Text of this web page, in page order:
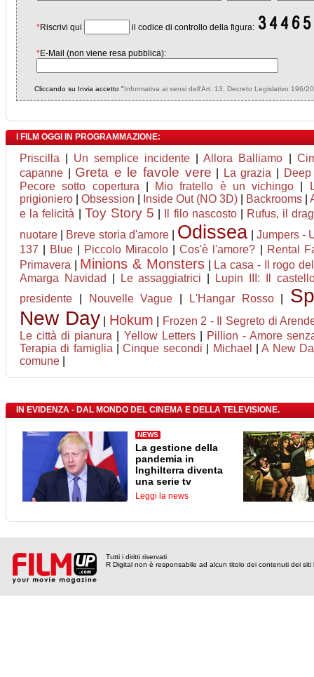
*Riscrivi qui il codice di controllo della figura:
*E-Mail (non viene resa pubblica):
Cliccando su Invia accetto "Informativa ai sensi dell'Art. 13, Decreto Legislativo 196/
I FILM OGGI IN PROGRAMMAZIONE:
Priscilla Un semplice incidente |Allora Balliamo
capanne
Greta e le favole vere La grazia
Pecore sotto copertura
Mio fratello è un vichingo
prigioniero
Obsession Inside Out (NO 3D) Backrooms
e la felicità
Toy Story 5 Il filo nascosto|
Rufus, il
nuotare
Breve storia d'amore| Odissea
Jumpers -
137
Blue Piccolo Miracolo |Cos'è l'amore?
Rental
Primavera
Minions & Monsters|
La casa - Il rogo
Amarga Navidad
Le assaggiatrici
Lupin III: Il
presidente
Nouvelle Vague L'Hangar Rosso|
New Day
Hokum
Frozen 2 - Il Segreto di
Le città di pianura
Yellow Letters|
Pillion - Amore
Terapia di famiglia |Cinque secondi Michael |A New
comune
IN EVIDENZA - DAL MONDO DEL CINEMA E DELLA TELEVISIONE.
NEWS
La gestione della
pandemia in
Inghilterra diventa
una serie tv
Leggi la news
Tutti i diritti riservati
R Digital non è responsabile ad alcun titolo dei contenuti dei siti